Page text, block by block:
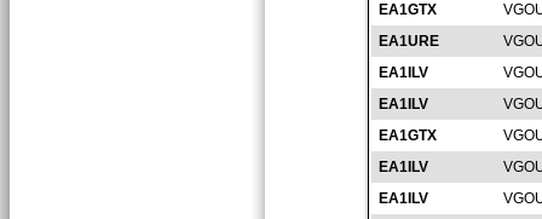
EA1GTX
EA1URE
EA1ILV
EA1ILV
EA1GTX
EA1ILV
EA1ILV